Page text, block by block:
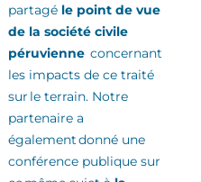
partagé le point de vue
de la société civile
péruvienne concernant
les impacts de ce traité
sur le terrain. Notre
partenaire a
également donné une
conférence publique sur